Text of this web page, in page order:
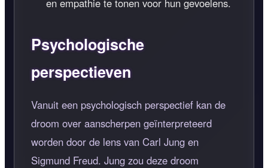
en empathie te tonen voor hun gevoelens.
Psychologische
perspectieven
Vanuit een psychologisch perspectief kan de
droom over aanscherpen geïnterpreteerd
worden door de lens van Carl Jung en
Sigmund Freud. Jung zou deze droom